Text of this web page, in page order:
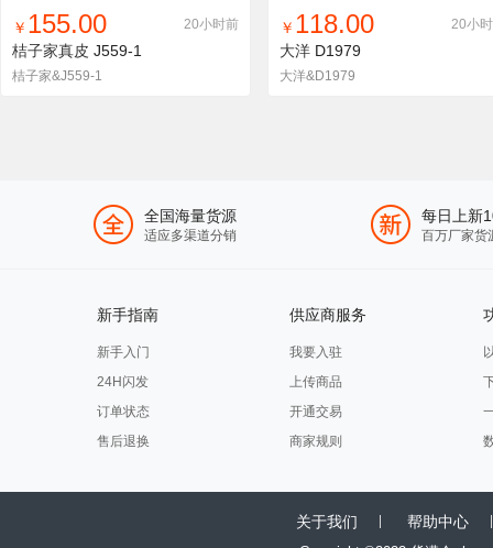
找同款 加入铺货单 收藏
￥ 155.00 20小时前
桔子家真皮 J559-1
桔子家&J559-1
找同款 加入铺货单 收藏
￥ 118.00 20小
大洋 D1979
大洋&D1979
全国海量货源
适应多渠道分销
每日上新
百万厂家货
新手指南
新手入门
24H闪发
订单状态
售后退换
供应商服务
我要入驻
上传商品
开通交易
商家规则
关于我们 帮助中心